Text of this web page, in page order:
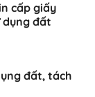
cấp giấy
dụng đất
đất, tách